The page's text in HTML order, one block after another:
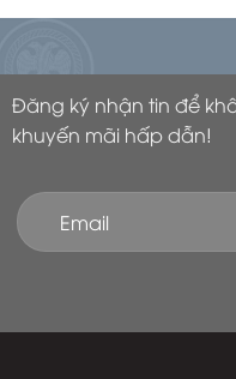
Đăng ký nhận tin để
khuyến mãi hấp dẫn!